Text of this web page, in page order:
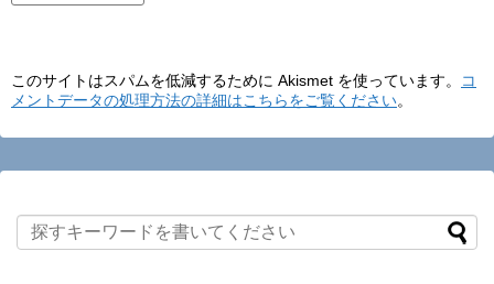
このサイトはスパムを低減するために Akismet を使っています。
コ
メントデータの処理方法の詳細はこちらをご覧ください。